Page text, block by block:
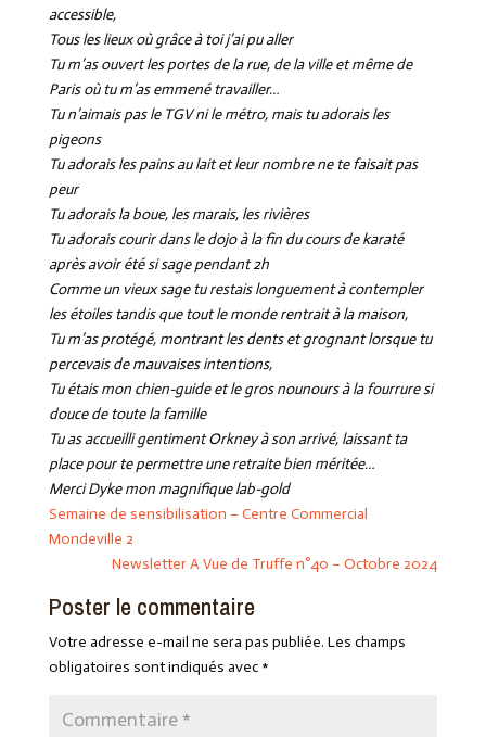
accessible,
Tous les lieux où grâce à toi j’ai pu aller
Tu m’as ouvert les portes de la rue, de la ville et même de
Paris où tu m’as emmené travailler…
Tu n’aimais pas le TGV ni le métro, mais tu adorais les
pigeons
Tu adorais les pains au lait et leur nombre ne te faisait pas
peur
Tu adorais la boue, les marais, les rivières
Tu adorais courir dans le dojo à la fin du cours de karaté
après avoir été si sage pendant 2h
Comme un vieux sage tu restais longuement à contempler
les étoiles tandis que tout le monde rentrait à la maison,
Tu m’as protégé, montrant les dents et grognant lorsque tu
percevais de mauvaises intentions,
Tu étais mon chien-guide et le gros nounours à la fourrure si
douce de toute la famille
Tu as accueilli gentiment Orkney à son arrivé, laissant ta
place pour te permettre une retraite bien méritée…
Merci Dyke mon magnifique lab-gold
Semaine de sensibilisation – Centre Commercial
Mondeville 2
Newsletter A Vue de Truffe n°40 – Octobre 2024
Poster le commentaire
Votre adresse e-mail ne sera pas publiée. Les champs
obligatoires sont indiqués avec *